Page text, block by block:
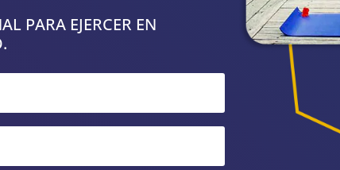
PARA EJERCER EN